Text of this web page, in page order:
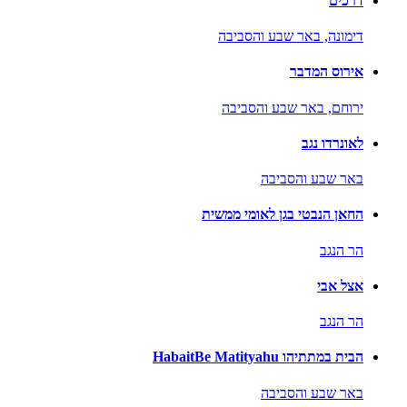
דימונה, באר שבע והסביבה
אירוס המדבר
ירוחם, באר שבע והסביבה
לאונרדו נגב
באר שבע והסביבה
החאן הנבטי בגן לאומי ממשית
הר הנגב
אצל אבי
הר הנגב
הבית במתתיהו HabaitBe Matityahu
באר שבע והסביבה